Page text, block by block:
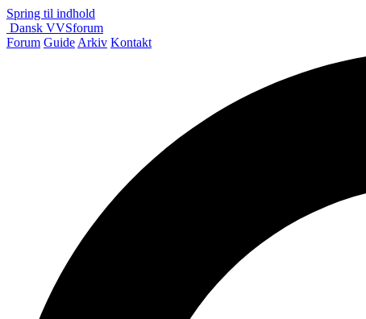
Spring til indhold
Dansk VVSforum
Forum Guide Arkiv Kontakt